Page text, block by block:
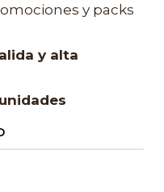
y packs
y alta